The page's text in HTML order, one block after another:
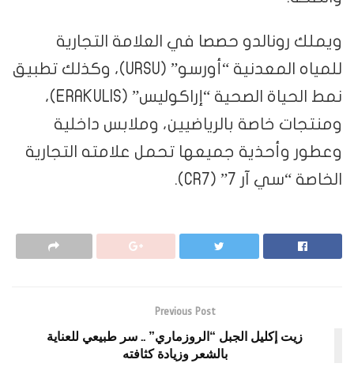
ويملك رونالدو حصصا في العلامة التجارية
للمياه المعدنية “أورسو” (URSU)، وكذلك تطبيق
نمط الحياة الصحية “إراكوليس” (ERAKULIS)،
ومنتجات خاصة بالرياضيين، وملابس داخلية
وعطور وأحذية جميعها تحمل علامته التجارية
الخاصة “سي آر 7” (CR7).
Previous Post
زيت إكليل الجبل “الروزماري” .. سر طبيعي للعناية
بالشعر وزيادة كثافته